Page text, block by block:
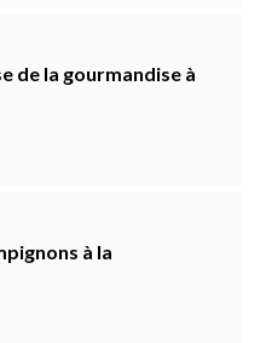
de la gourmandise à
à la